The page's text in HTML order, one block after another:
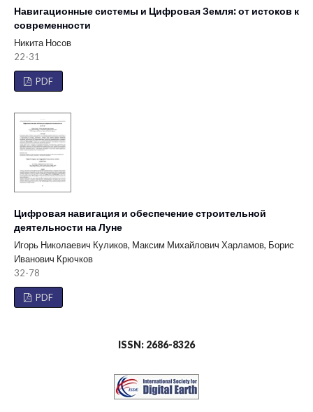
Навигационные системы и Цифровая Земля: от истоков к
современности
Никита Носов
22-31
PDF
Цифровая навигация и обеспечение строительной
деятельности на Луне
Игорь Николаевич Куликов, Максим Михайлович Харламов, Борис
Иванович Крючков
32-78
PDF
ISSN: 2686-8326